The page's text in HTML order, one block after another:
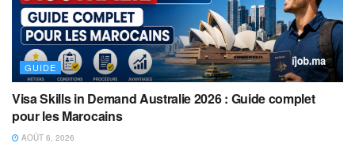
GUIDE
Visa Skills in Demand Australie 2026 : Guide complet
pour les Marocains
AOÛT 6, 2026